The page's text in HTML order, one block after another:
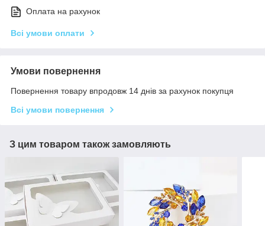
Оплата на рахунок
Всі умови оплати
Умови повернення
Повернення товару впродовж 14 днів за рахунок покупця
Всі умови повернення
З цим товаром також замовляють